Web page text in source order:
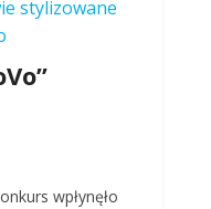
wpłynęło